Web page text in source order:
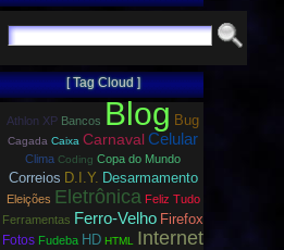
[ Tag Cloud ]
Athlon XP Bancos Blog Bug
Cagada Caixa CarnavalCelular
Clima Coding Copa do Mundo
Correios D.I.Y. Desarmamento
Eleições Eletrônica Feliz Tudo
Ferramentas Ferro-Velho Firefox
Fotos Fudeba HD HTML Internet